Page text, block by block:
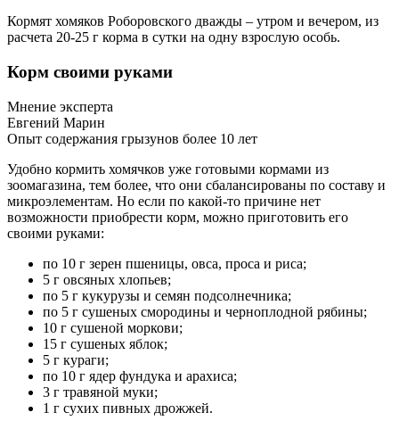
Кормят хомяков Роборовского дважды – утром и вечером, из
расчета 20-25 г корма в сутки на одну взрослую особь.
Корм своими руками
Мнение эксперта
Евгений Марин
Опыт содержания грызунов более 10 лет
Удобно кормить хомячков уже готовыми кормами из
зоомагазина, тем более, что они сбалансированы по составу и
микроэлементам. Но если по какой-то причине нет
возможности приобрести корм, можно приготовить его
своими руками:
по 10 г зерен пшеницы, овса, проса и риса;
5 г овсяных хлопьев;
по 5 г кукурузы и семян подсолнечника;
по 5 г сушеных смородины и черноплодной рябины;
10 г сушеной моркови;
15 г сушеных яблок;
5 г кураги;
по 10 г ядер фундука и арахиса;
3 г травяной муки;
1 г сухих пивных дрожжей.